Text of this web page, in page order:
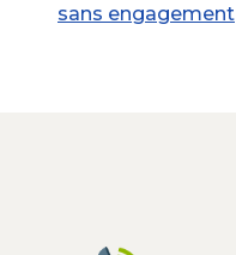
sans engagement